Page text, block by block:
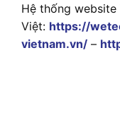
Hệ thống website
Việt: https://
vietnam.vn/ –